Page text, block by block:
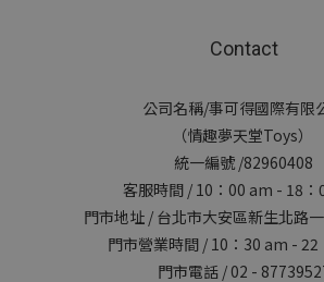
Contact
公司名稱/事可得國際有限
（情趣夢天堂Toys）
統一編號 /82960408
客服時間 / 10：00 am - 18
門市地址 / 台北市大安區新生北路
門市營業時間 / 10：30 am -
門市電話 / 02 -